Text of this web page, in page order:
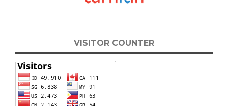
VISITOR COUNTER